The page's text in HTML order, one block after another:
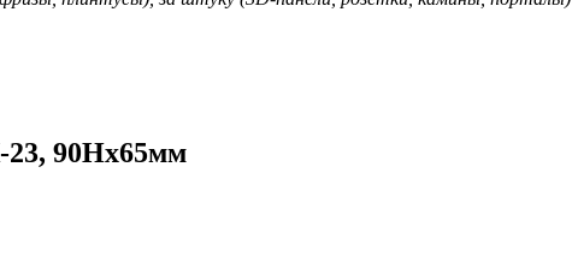
90Hx65мм